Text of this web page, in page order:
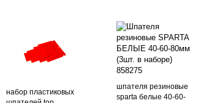
набор пластиковых
шпателя резиновые
sparta белые 40-60-